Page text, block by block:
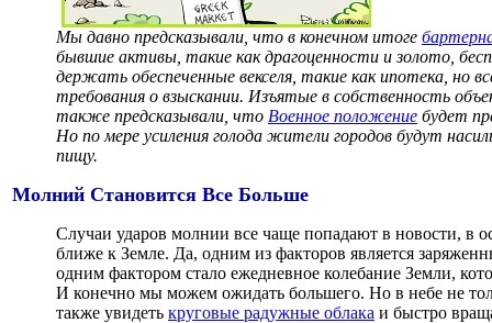
Мы давно предсказывали, что в конечном итоге
бывшие активы, такие как драгоценности и золото,
держать обеспеченные векселя, такие как ипотека,
требования о взыскании. Изъятые в собственность
также предсказывали, что Военное положение будет
Но по мере усиления голода жители городов будут
пищу.
Молний Становится Все Больше
Случаи ударов молнии все чаще попадают в новости, в
ближе к Земле. Да, одним из факторов является
одним фактором стало ежедневное колебание Земли,
И конечно мы можем ожидать большего. Но в небе не
также увидеть круговые радужные облака и быстро